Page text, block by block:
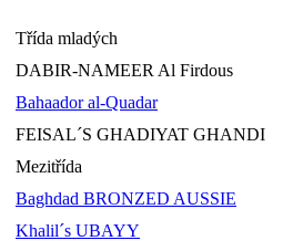
Třída mladých
DABIR-NAMEER Al Firdous
Bahaador al-Quadar
FEISAL´S GHADIYAT GHANDI
Mezitřída
Baghdad BRONZED AUSSIE
Khalil´s UBAYY